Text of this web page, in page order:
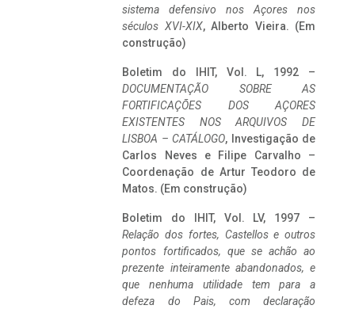
sistema defensivo nos Açores nos
séculos XVI-XIX, Alberto Vieira. (Em
construção)
Boletim do IHIT, Vol. L, 1992 –
DOCUMENTAÇÃO SOBRE AS
FORTIFICAÇÕES DOS AÇORES
EXISTENTES NOS ARQUIVOS DE
LISBOA – CATÁLOGO, Investigação de
Carlos Neves e Filipe Carvalho –
Coordenação de Artur Teodoro de
Matos. (Em construção)
Boletim do IHIT, Vol. LV, 1997 –
Relação dos fortes, Castellos e outros
pontos fortificados, que se achão ao
prezente inteiramente abandonados, e
que nenhuma utilidade tem para a
defeza do Pais, com declaração